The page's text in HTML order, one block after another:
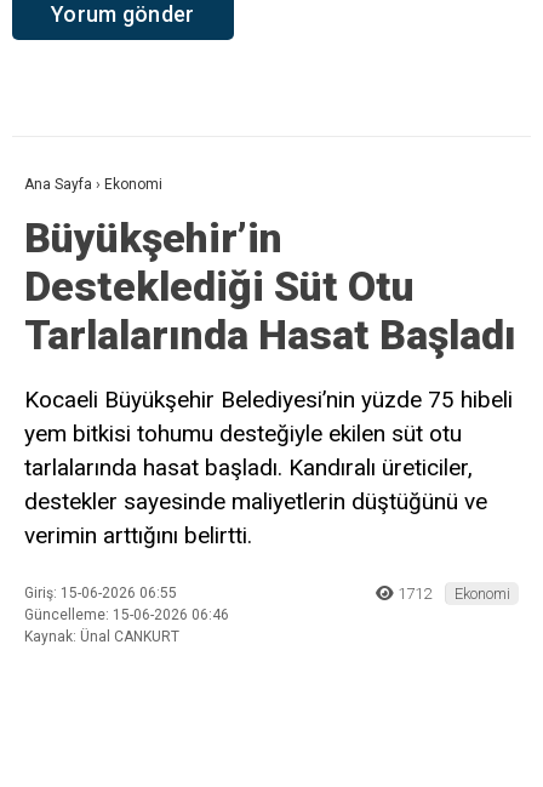
Ana Sayfa › Ekonomi
Büyükşehir’in
Desteklediği Süt Otu
Tarlalarında Hasat Başladı
Kocaeli Büyükşehir Belediyesi’nin yüzde 75 hibeli
yem bitkisi tohumu desteğiyle ekilen süt otu
tarlalarında hasat başladı. Kandıralı üreticiler,
destekler sayesinde maliyetlerin düştüğünü ve
verimin arttığını belirtti.
Giriş: 15-06-2026 06:55
Güncelleme: 15-06-2026 06:46
Kaynak: Ünal CANKURT
1712 Ekonomi